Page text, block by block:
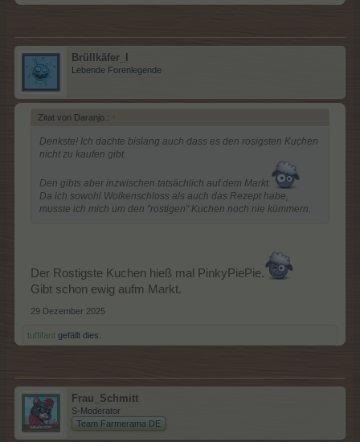
Brüllkäfer_I
Lebende Forenlegende
Zitat von Daranjo.: ↑
Denkste! Ich dachte bislang auch dass es den rosigsten Kuchen
nicht zu kaufen gibt.
Den gibts aber inzwischen tatsächlich auf dem Markt.
Da ich sowohl Wolkenschloss als auch das Rezept habe,
musste ich mich um den "rostigen" Kuchen noch nie kümmern.
Der Rostigste Kuchen hieß mal PinkyPiePie.
Gibt schon ewig aufm Markt.
29 Dezember 2025
tuffifant gefällt dies.
Frau_Schmitt
S-Moderator
Team Farmerama DE